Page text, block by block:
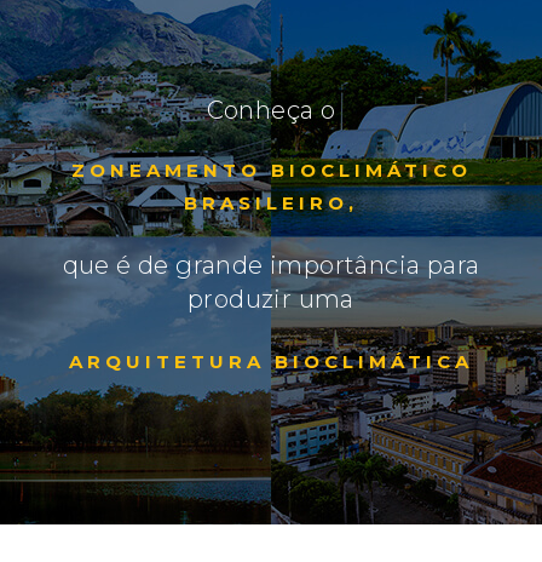
Conheça o
ZONEAMENTO BIOCLIMÁTICO
BRASILEIRO,
que é de grande importância para
produzir uma
ARQUITETURA BIOCLIMÁTICA